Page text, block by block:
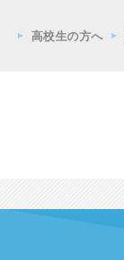
高校生の方へ